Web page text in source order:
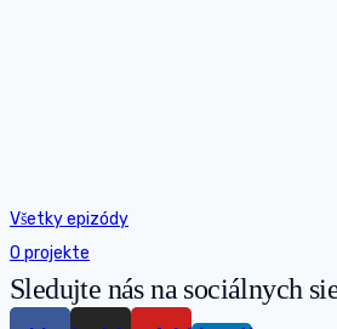
Všetky epizódy
O projekte
Sledujte nás na sociálnych